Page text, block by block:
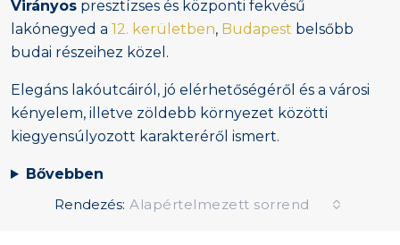
Virányos presztízses és központi fekvésű
lakónegyed a 12. kerületben, Budapest belsőbb
budai részeihez közel.
Elegáns lakóutcáiról, jó elérhetőségéről és a városi
kényelem, illetve zöldebb környezet közötti
kiegyensúlyozott karakteréről ismert.
Bővebben
Rendezés: Alapértelmezett sorrend